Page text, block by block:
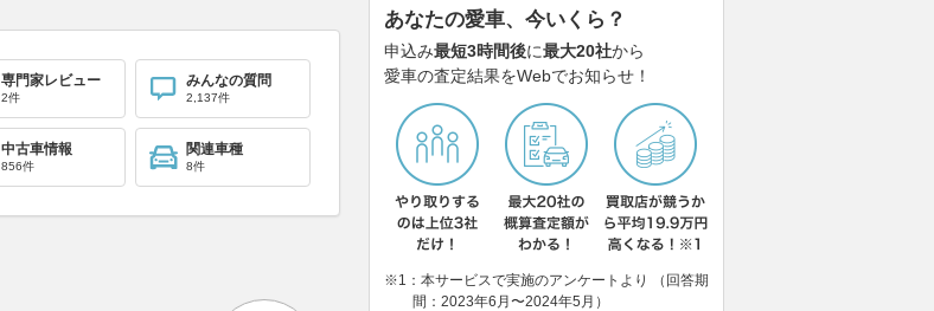
専門家レビュー
2件
みんなの質問
2,137件
中古車情報
856件
関連車種
8件
あなたの愛車、今いくら？
申込み最短3時間後に最大20社から
愛車の査定結果をWebでお知らせ！
※1：本サービスで実施のアンケートより （回答期
間：2023年6月〜2024年5月）